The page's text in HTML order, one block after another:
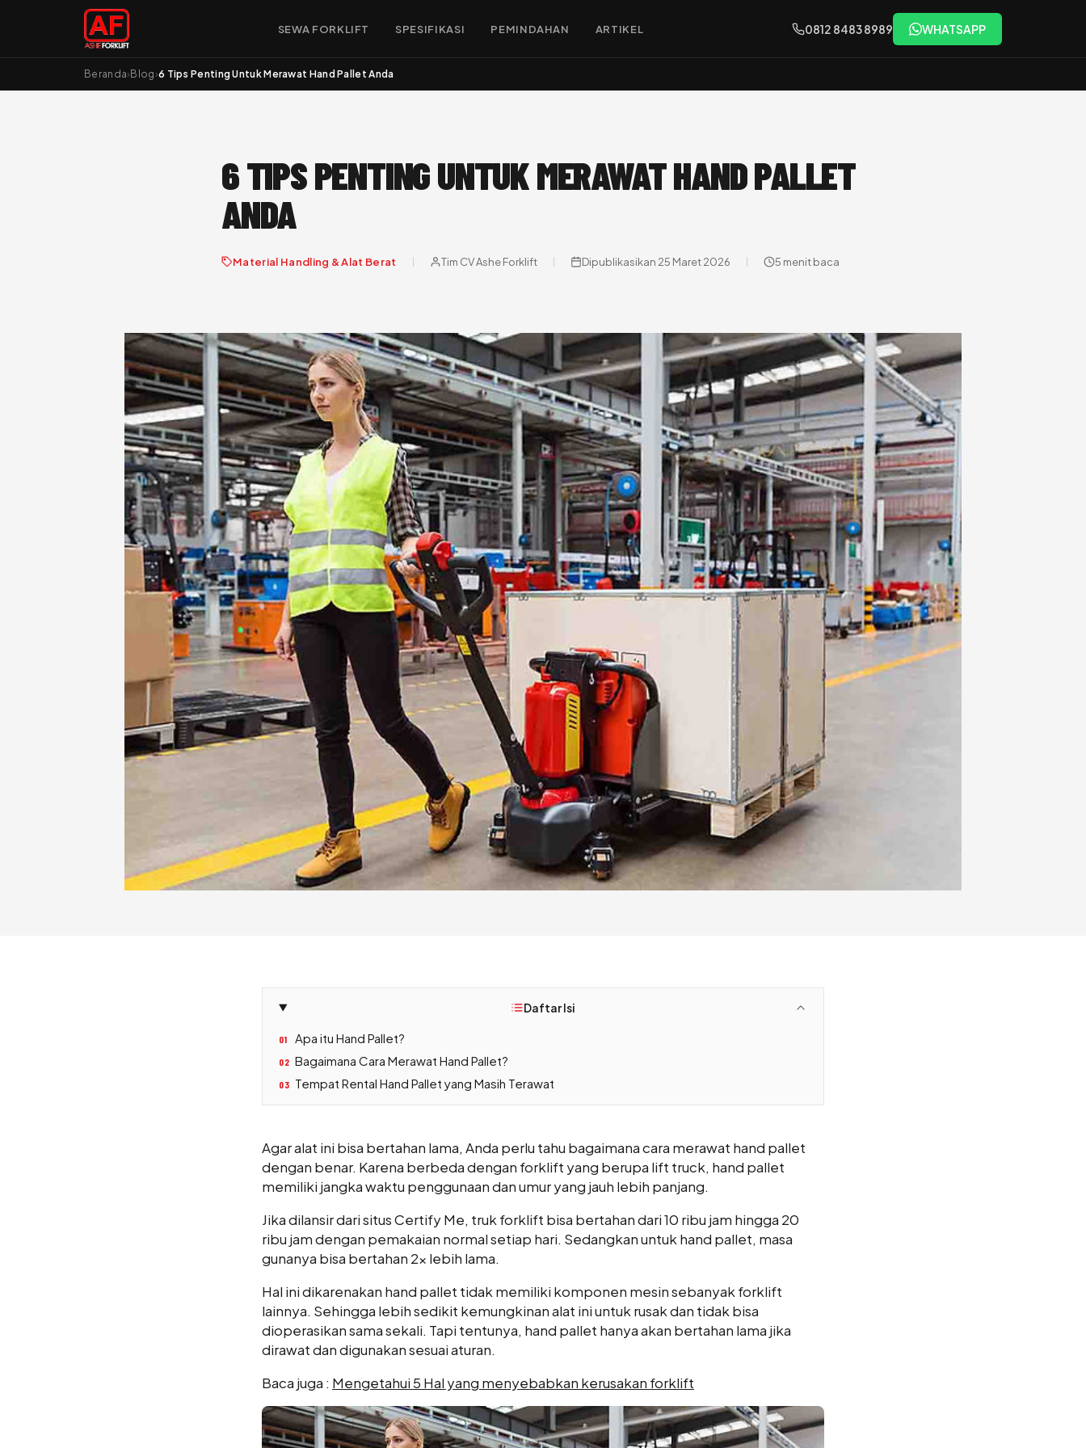
SEWA FORKLIFT SPESIFIKASI PEMINDAHAN ARTIKEL 0812 8483 8989 WHATSAPP
Beranda› Blog ›6 Tips Penting Untuk Merawat Hand Pallet Anda
6 TIPS PENTING UNTUK MERAWAT HAND PALLET
ANDA
Material Handling & Alat Berat Tim CV Ashe Forklift Dipublikasikan 25 Maret 2026 5 menit baca
Daftar Isi
01 Apa itu Hand Pallet?
02 Bagaimana Cara Merawat Hand Pallet?
03 Tempat Rental Hand Pallet yang Masih Terawat
Agar alat ini bisa bertahan lama, Anda perlu tahu bagaimana cara merawat hand pallet
dengan benar. Karena berbeda dengan forklift yang berupa lift truck, hand pallet
memiliki jangka waktu penggunaan dan umur yang jauh lebih panjang.
Jika dilansir dari situsCertify Me, truk forklift bisa bertahan dari 10 ribu jam hingga 20
ribu jam dengan pemakaian normal setiap hari. Sedangkan untuk hand pallet, masa
gunanya bisa bertahan 2x lebih lama.
Hal ini dikarenakan hand pallet tidak memiliki komponen mesin sebanyak forklift
lainnya. Sehingga lebih sedikit kemungkinan alat ini untuk rusak dan tidak bisa
dioperasikan sama sekali. Tapi tentunya, hand pallet hanya akan bertahan lama jika
dirawat dan digunakan sesuai aturan.
Baca juga : Mengetahui 5 Hal yang menyebabkan kerusakan forklift